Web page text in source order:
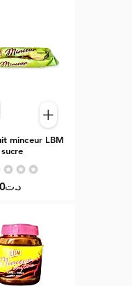
+
minceur LBM
le moment
2,500د.ت